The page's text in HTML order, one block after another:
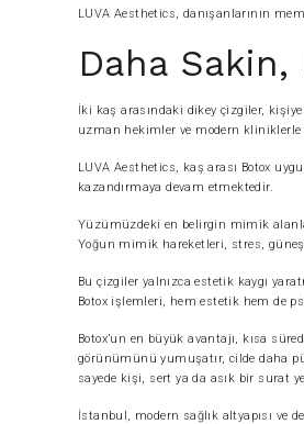
LUVA Aesthetics, danışanlarının
Daha
İki kaş arasındaki dikey çizgiler,
uzman hekimler ve modern
LUVA Aesthetics, kaş arası Botox
kazandırmaya devam etmektedir.
Yüzümüzdeki en belirgin mimik
Yoğun mimik hareketleri, stres,
Bu çizgiler yalnızca estetik kaygı
Botox işlemleri, hem estetik hem de
Botox’un en büyük avantajı, kısa
görünümünü yumuşatır, cilde daha
sayede kişi, sert ya da asık bir surat
İstanbul, modern sağlık altyapısı ve